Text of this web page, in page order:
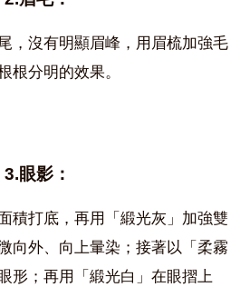
，沒有明顯眉峰，用眉梳加強毛
根分明的效果。
3.眼影：
積打底，再用「緞光灰」加強雙
向外、向上暈染；接著以「柔霧
形；再用「緞光白」在眼摺上